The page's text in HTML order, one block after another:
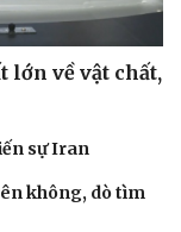
lớn về vật chất,
sự Iran
không, dò tìm